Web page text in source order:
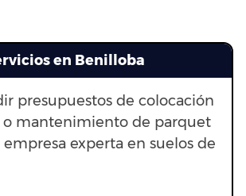
en Benilloba
presupuestos de colocación
o mantenimiento de parquet
experta en suelos de